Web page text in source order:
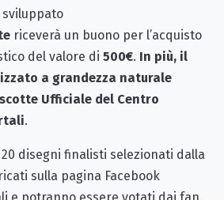
sviluppato
riceverà un buono per l’acquisto
del valore di 500€. In più, il
a grandezza naturale
Ufficiale del Centro
.
20 disegni finalisti selezionati dalla
sulla pagina Facebook